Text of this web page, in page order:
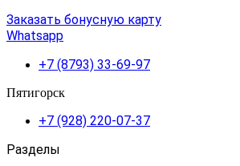
Заказать бонусную карту
Whatsapp
+7 (8793) 33-69-97
Пятигорск
+7 (928) 220-07-37
Разделы